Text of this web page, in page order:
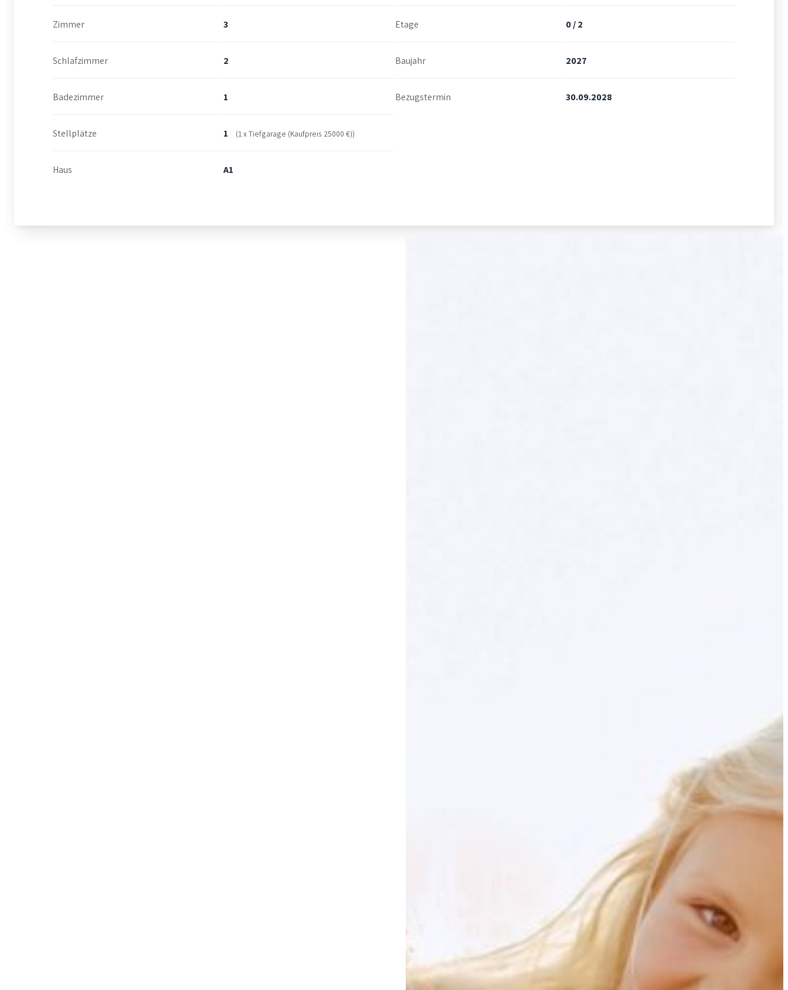
Zimmer 3
Schlafzimmer 2
Badezimmer 1
Stellplätze 1 (1 x Tiefgarage (Kaufpreis 25000 €))
Haus A1
Etage 0 / 2
Baujahr 2027
Bezugstermin 30.09.2028